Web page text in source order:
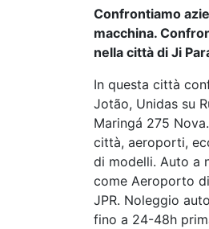
Confrontiamo
macchina.
nella città di Ji
In questa città
Jotão, Unidas su
Maringá 275
città, aeroporti,
di modelli. Auto a
come Aeroporto
JPR. Noleggio
fino a 24-48h